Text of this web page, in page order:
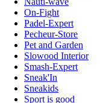
On-Fight
Padel-Expert
Pecheur-Store
Pet and Garden
Slowood Interior
Smash-Expert
Sneak'In
Sneakids
Sport is good